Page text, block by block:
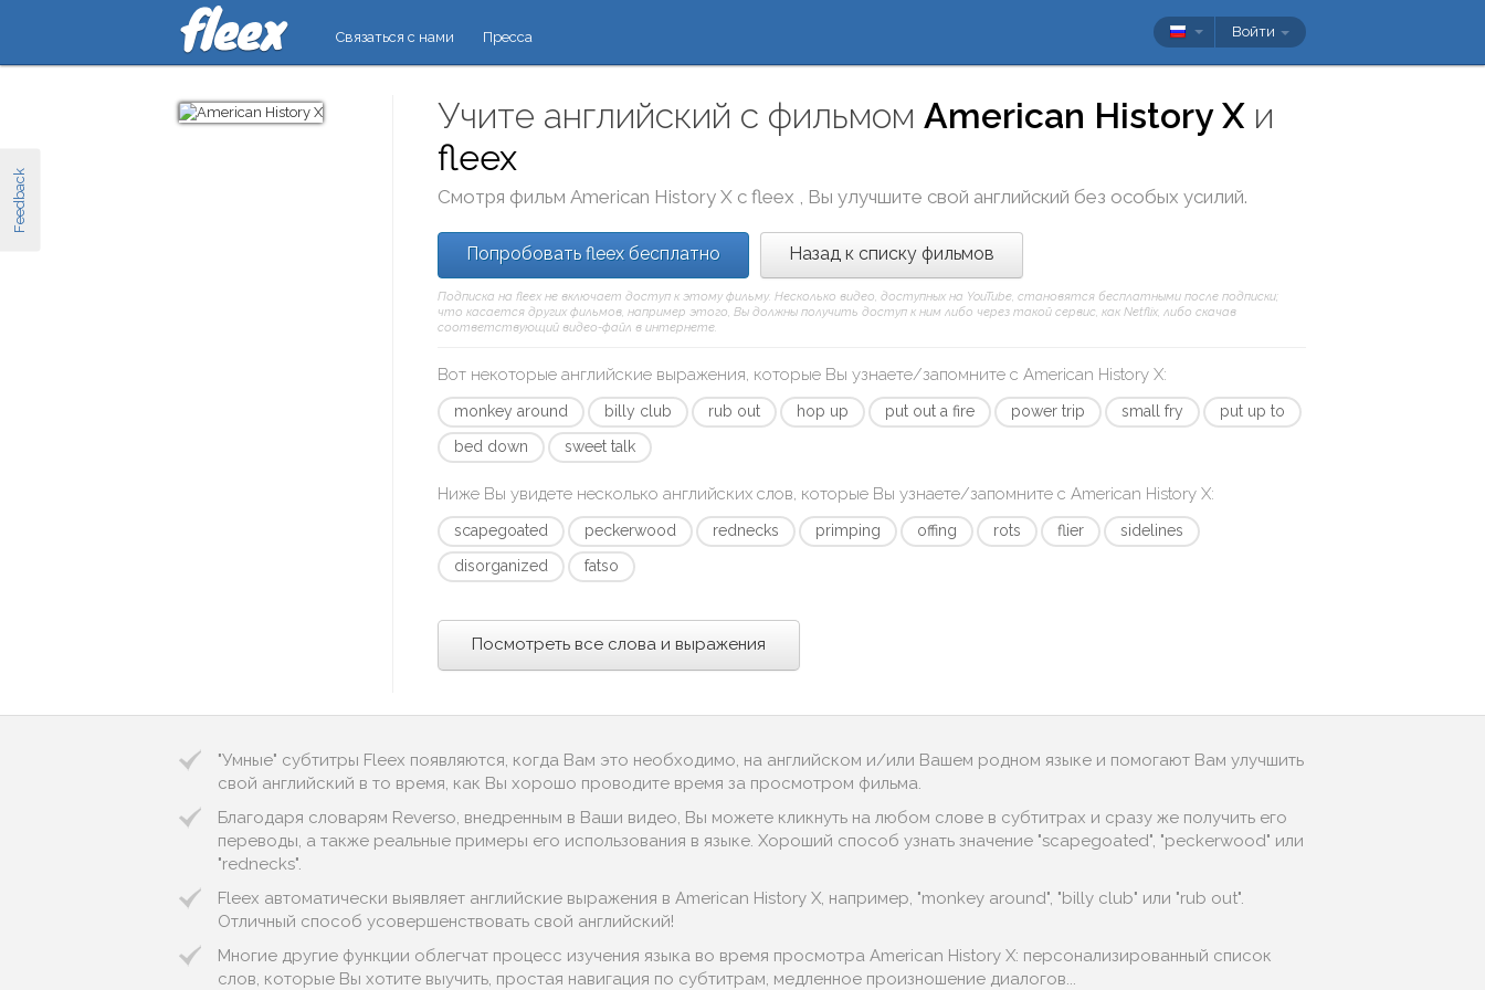
Feedback
Связаться с нами Пресса Войти
Учите английский с фильмомAmerican History X и
fleex
Смотря фильмAmerican History X сfleex , Вы улучшите свой английский без особых усилий.
Попробовать fleex бесплатно Назад к списку фильмов
Подписка на fleex не включает доступ к этому фильму. Несколько видео, доступных на YouTube, становятся бесплатными после подписки;
что касается других фильмов, например этого, Вы должны получить доступ к ним либо через такой сервис, как Netflix, либо скачав
соответствующий видео-файл в интернете.
Вот некоторые английские выражения, которые Вы узнаете/запомните сAmerican History X:
monkey around billy club rub out hop up put out a fire power trip small fry
put up to
bed down
sweet talk
Ниже Вы увидете несколько английских слов, которые Вы узнаете/запомните сAmerican History X:
scapegoated peckerwood rednecks primping offing rots flier
sidelines
disorganized
fatso
Посмотреть все слова и выражения
"Умные" субтитры Fleex появляются, когда Вам это необходимо, на английском и/или Вашем родном языке и помогают Вам улучшить
свой английский в то время, как Вы хорошо проводите время за просмотром фильма.
Благодаря словарям Reverso, внедренным в Ваши видео, Вы можете кликнуть на любом слове в субтитрах и сразу же получить его
переводы, а также реальные примеры его использования в языке. Хороший способ узнать значение "scapegoated", "peckerwood" или
"rednecks".
Fleex автоматически выявляет английские выражения в American History X, например, "monkey around", "billy club" или "rub out".
Отличный способ усовершенствовать свой английский!
Многие другие функции облегчат процесс изучения языка во время просмотра American History X: персонализированный список
слов, которые Вы хотите выучить, простая навигация по субтитрам, медленное произношение диалогов...